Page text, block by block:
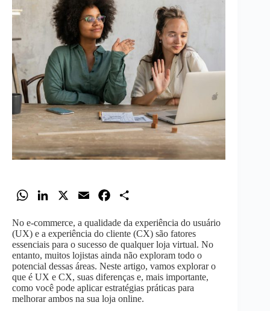
W
a
t
s
A
p
p
n
k
e
d
I
n
a
i
l
c
e
b
o
o
k
a
r
e
No e-commerce, a qualidade da experiência do usuário
(UX) e a experiência do cliente (CX) são fatores
essenciais para o sucesso de qualquer loja virtual. No
entanto, muitos lojistas ainda não exploram todo o
potencial dessas áreas. Neste artigo, vamos explorar o
que é UX e CX, suas diferenças e, mais importante,
como você pode aplicar estratégias práticas para
melhorar ambos na sua loja online.